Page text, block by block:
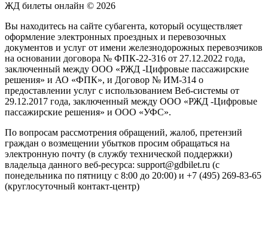
ЖД билеты онлайн © 2026
Вы находитесь на сайте субагента, который осуществляет
оформление электронных проездных и перевозочных
документов и услуг от имени железнодорожных перевозчиков
на основании договора № ФПК-22-316 от 27.12.2022 года,
заключенный между ООО «РЖД -Цифровые пассажирские
решения» и АО «ФПК», и Договор № ИМ-314 о
предоставлении услуг с использованием Веб-системы от
29.12.2017 года, заключенный между ООО «РЖД -Цифровые
пассажирские решения» и ООО «УФС».
По вопросам рассмотрения обращений, жалоб, претензий
граждан о возмещении убытков просим обращаться на
электронную почту (в службу технической поддержки)
владельца данного веб-ресурса: support@gdbilet.ru (с
понедельника по пятницу с 8:00 до 20:00) и +7 (495) 269-83-65
(круглосуточный контакт-центр)